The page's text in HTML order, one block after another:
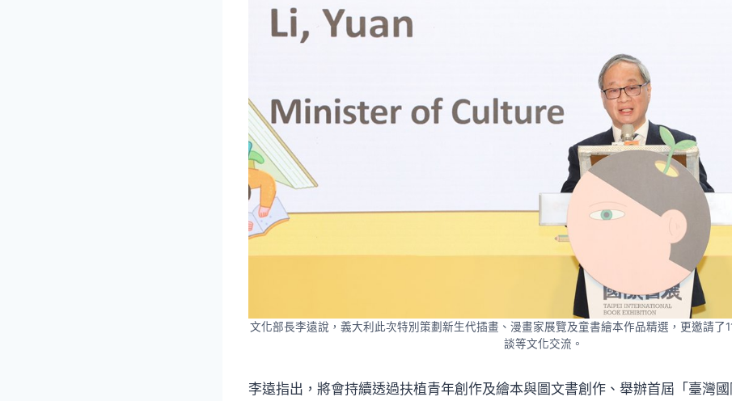
文化部長李遠說，義大利此次特別策劃新生代插畫、漫畫家展覽及童書繪本作品精選，更邀請了
談等文化交流。
李遠指出，將會持續透過扶植青年創作及繪本與圖文書創作、舉辦首屆「臺灣國